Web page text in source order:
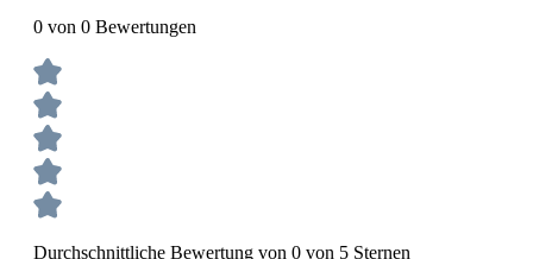
0 von 0 Bewertungen
Durchschnittliche Bewertung von 0 von 5 Sternen